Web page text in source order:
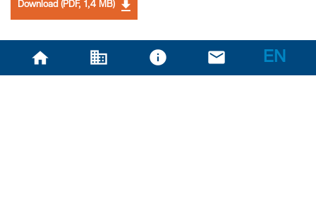
Download (PDF, 1,4 MB)
EN